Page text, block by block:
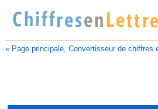
« Page principale, Convertisseur de chiffres